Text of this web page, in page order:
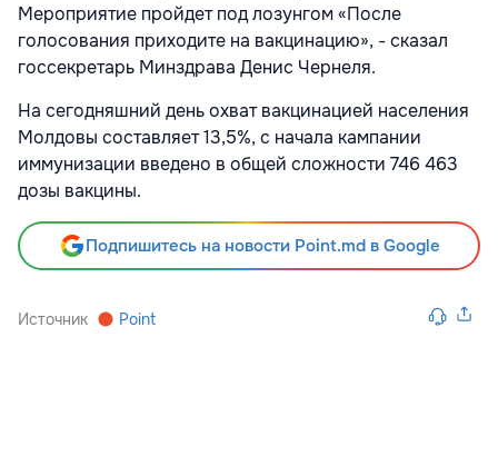
Мероприятие пройдет под лозунгом «После
голосования приходите на вакцинацию», - сказал
госсекретарь Минздрава Денис Чернеля.
На сегодняшний день охват вакцинацией населения
Молдовы составляет 13,5%, с начала кампании
иммунизации введено в общей сложности 746 463
дозы вакцины.
Подпишитесь на новости Point.md в Google
Источник Point